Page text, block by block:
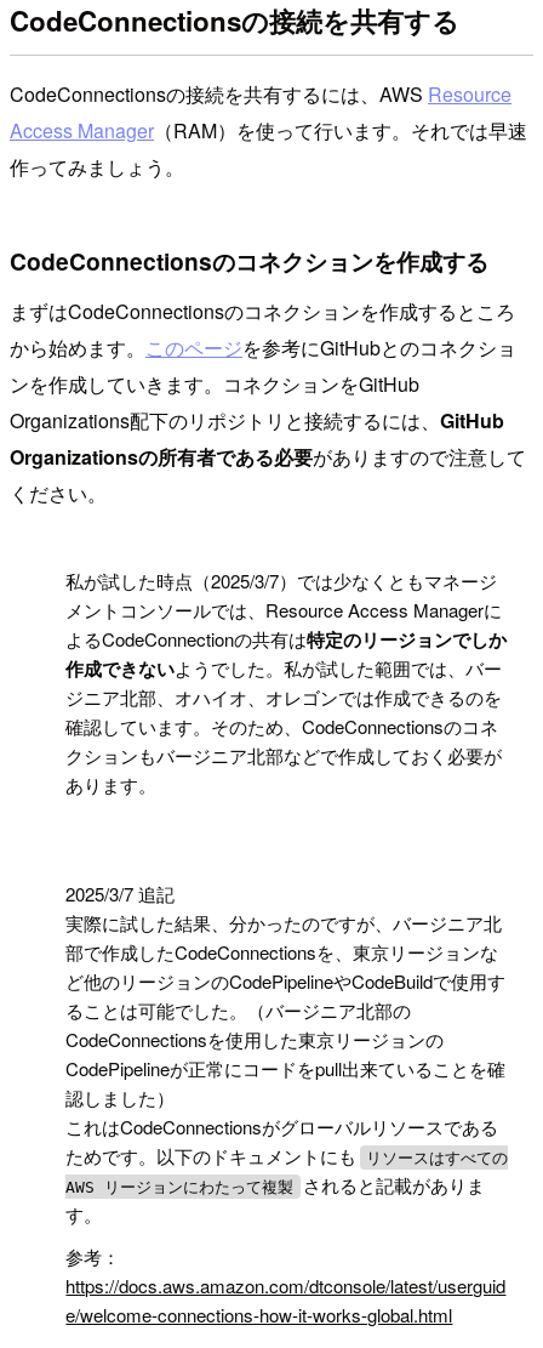
CodeConnectionsの接続を共有する
CodeConnectionsの接続を共有するには、AWS Resource
Access Manager （RAM）を使って行います。それでは早速
作ってみましょう。
CodeConnectionsのコネクションを作成する
まずはCodeConnectionsのコネクションを作成するところ
から始めます。 このページを参考にGitHubとのコネクショ
ンを作成していきます。コネクションをGitHub
Organizations配下のリポジトリと接続するには、 GitHub
Organizationsの所有者である必要がありますので注意して
ください。
私が試した時点（2025/3/7）では少なくともマネージ
メントコンソールでは、Resource Access Managerに
よるCodeConnectionの共有は特定のリージョンでしか
作成できないようでした。私が試した範囲では、バー
ジニア北部、オハイオ、オレゴンでは作成できるのを
確認しています。そのため、CodeConnectionsのコネ
クションもバージニア北部などで作成しておく必要が
あります。
2025/3/7 追記
実際に試した結果、分かったのですが、バージニア北
部で作成したCodeConnectionsを、東京リージョンな
ど他のリージョンのCodePipelineやCodeBuildで使用す
ることは可能でした。（バージニア北部の
CodeConnectionsを使用した東京リージョンの
CodePipelineが正常にコードをpull出来ていることを確
認しました）
これはCodeConnectionsがグローバルリソースである
ためです。以下のドキュメントにも
リソースはすべての
AWS リージョンにわたって複製
されると記載がありま
す。
参考：
https://docs.aws.amazon.com/dtconsole/latest/userguid
e/welcome-connections-how-it-works-global.html